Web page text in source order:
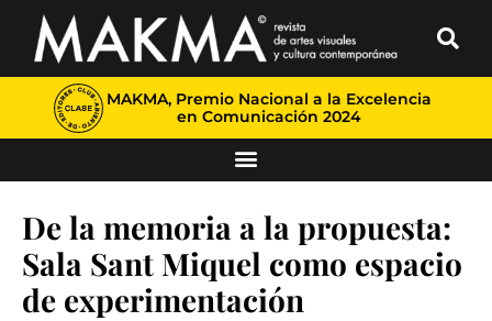
MAKMA, Premio Nacional a la Excelencia
en Comunicación 2024
De la memoria a la propuesta:
Sala Sant Miquel como espacio
de experimentación